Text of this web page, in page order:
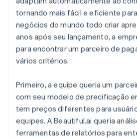
tornando mais fácil e eficiente
negócios do mundo todo criar
anos após seu lançamento, a
para encontrar um parceiro de
vários critérios.
Primeiro, a equipe queria um
com seu modelo de precificação
tem preços diferentes para
equipes. A Beautiful.ai queria
ferramentas de relatórios para